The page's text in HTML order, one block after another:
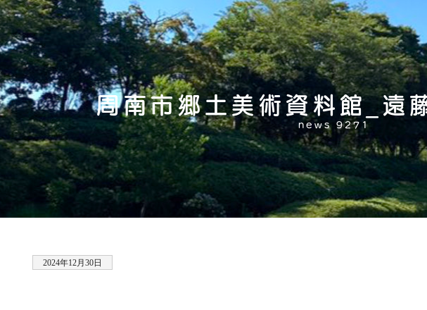
周南市郷土美術資料館_遠
news 9271
2024年12月30日